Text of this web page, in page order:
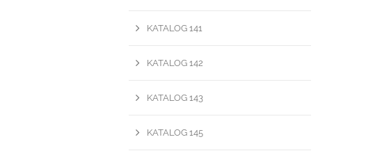
KATALOG 141
KATALOG 142
KATALOG 143
KATALOG 145